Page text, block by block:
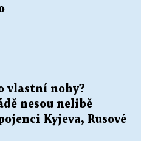
vlastní nohy?
nesou nelibě
Kyjeva, Rusové